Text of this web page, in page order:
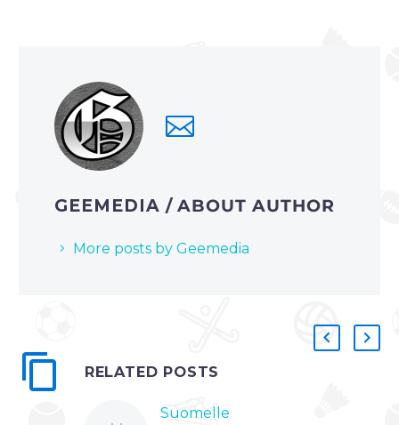
GEEMEDIA / ABOUT AUTHOR
More posts by Geemedia
RELATED POSTS
Suomelle